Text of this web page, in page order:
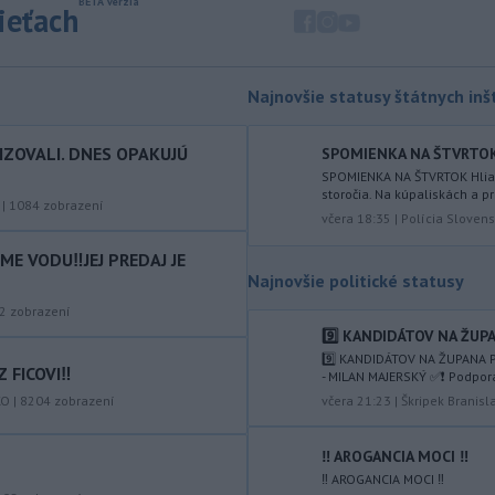
tamojší starosta Juan Jesús Vivas v
Európskom parlamente.
Meteorológovia zo
hydrometeorologického ústavu
(SHMÚ) vo štvrtok opäť zaznamenali
okrese Veľký Krtíš dosiahla teplota
Podpredsedníčka
vykonávajúca funkciu predsedu
Národného
Nagyová vo štvrtok oznámila, že v
súlade s návrhom poslaneckého klubu
DNES OPAKUJÚ
| 1084 zobrazení
VODU‼️JEJ PREDAJ JE
zobrazení
FICOVI‼️
| 8204 zobrazení
Najnovšie statusy štátnych
SPOMIENKA NA
SPOMIENKA NA ŠTVRTOK
storočia. Na kúpaliskách a
včera 18:35 | Polícia
Najnovšie politické statusy
9️⃣ KANDIDÁTOV NA
9️⃣ KANDIDÁTOV NA ŽUPANA
- MILAN MAJERSKÝ ✅️❗️
včera 21:23 | Škripek
‼️ AROGANCIA MOCI ‼️
‼️ AROGANCIA MOCI ‼️